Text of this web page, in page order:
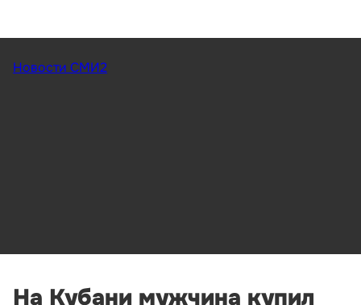
Новости СМИ2
На Кубани мужчина купил